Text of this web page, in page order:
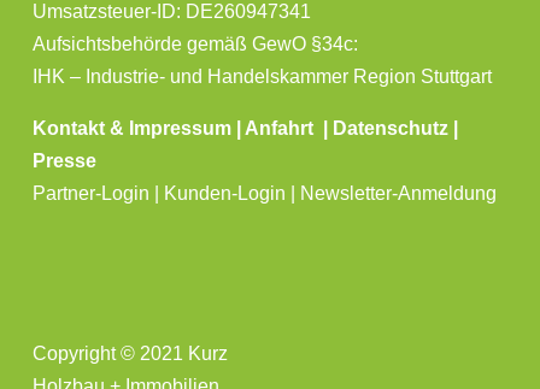
Umsatzsteuer-ID: DE260947341
Aufsichtsbehörde gemäß GewO §34c:
IHK – Industrie- und Handelskammer Region Stuttgart
Kontakt & Impressum Anfahrt Datenschutz|
Presse
Partner-Login | Kunden-Login | Newsletter-Anmeldung
Copyright © 2021 Kurz